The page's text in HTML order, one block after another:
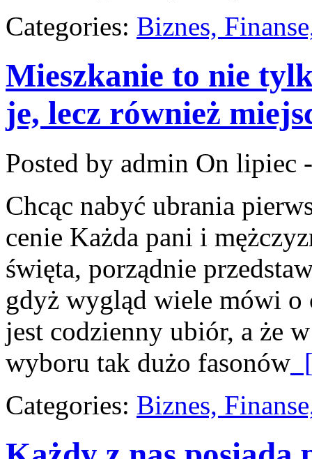
Categories: Biznes,
Mieszkanie to nie
je, lecz również
Posted by admin On lipiec
Chcąc nabyć ubrania
cenie Każda pani i
święta, porządnie
gdyż wygląd wiele mówi o
jest codzienny ubiór, a że
wyboru tak dużo fasonów
Categories: Biznes,